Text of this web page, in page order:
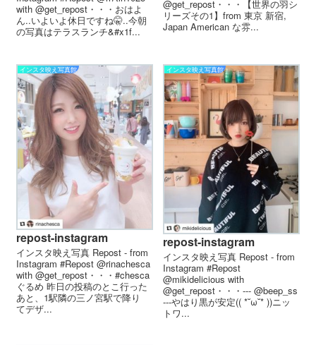
with @get_repost・・・おはよ
ん..いよいよ休日ですね🤫..今朝
の写真はテラスランチ&#x1f...
@get_repost・・・【世界の羽シ
リーズその1】from 東京 新宿,
Japan American な雰...
インスタ映え写真館
repost-instagram
インスタ映え写真 Repost - from
Instagram #Repost @rinachesca
with @get_repost・・・#chesca
ぐるめ 昨日の投稿のとこ行った
あと、 1駅隣の三ノ宮駅で降り
て デザ...
インスタ映え写真館
repost-instagram
インスタ映え写真 Repost - from
Instagram #Repost
@mikidelicious with
@get_repost・・・---︎ @beep_ss
︎---やはり黒が安定(( *˘ω˘* ))ニッ
トワ...